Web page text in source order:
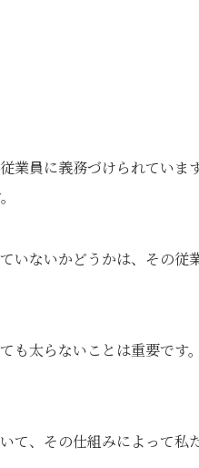
業員に義務づけられていま
いないかどうかは、その従
も太らないことは重要です
て、その仕組みによって私